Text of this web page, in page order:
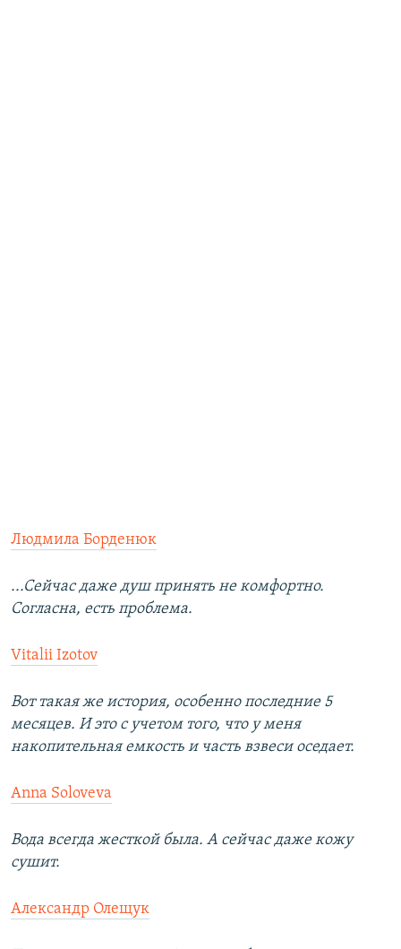
Людмила Борденюк
...Сейчас даже душ принять не комфортно.
Согласна, есть проблема.
Vitalii Izotov
Вот такая же история, особенно последние 5
месяцев. И это с учетом того, что у меня
накопительная емкость и часть взвеси оседает.
Anna Soloveva
Вода всегда жесткой была. А сейчас даже кожу
сушит.
Александр Олещук